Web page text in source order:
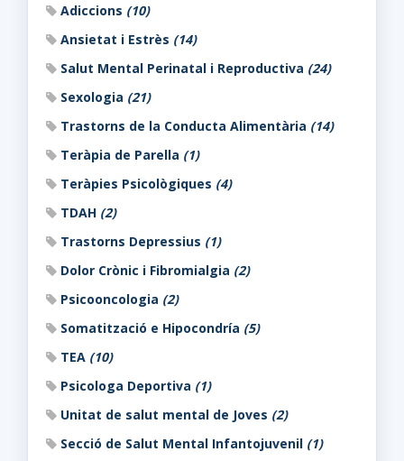
Adiccions (10)
Ansietat i Estrès (14)
Salut Mental Perinatal i Reproductiva (24)
Sexologia (21)
Trastorns de la Conducta Alimentària (14)
Teràpia de Parella (1)
Teràpies Psicològiques (4)
TDAH (2)
Trastorns Depressius (1)
Dolor Crònic i Fibromialgia (2)
Psicooncologia (2)
Somatització e Hipocondría (5)
TEA (10)
Psicologa Deportiva (1)
Unitat de salut mental de Joves (2)
Secció de Salut Mental Infantojuvenil (1)